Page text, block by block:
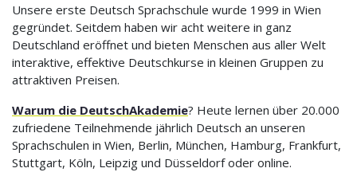
Unsere erste Deutsch Sprachschule wurde 1999 in Wien
gegründet. Seitdem haben wir acht weitere in ganz
Deutschland eröffnet und bieten Menschen aus aller Welt
interaktive, effektive Deutschkurse in kleinen Gruppen zu
attraktiven Preisen.
Warum die DeutschAkademie? Heute lernen über 20.000
zufriedene Teilnehmende jährlich Deutsch an unseren
Sprachschulen in Wien, Berlin, München, Hamburg, Frankfurt,
Stuttgart, Köln, Leipzig und Düsseldorf oder online.